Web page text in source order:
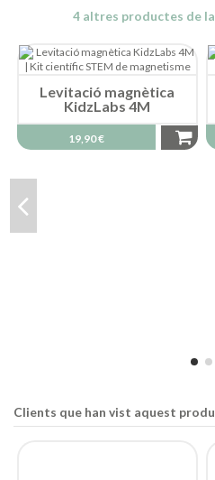
4 altres productes de
Levitació magnètica
KidzLabs 4M
19,90 €
Clients que han vist aquest